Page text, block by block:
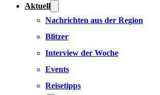
Aktuell
Nachrichten aus der Region
Blitzer
Interview der Woche
Events
Reisetipps